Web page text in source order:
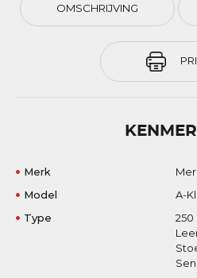
OMSCHRIJVING
Merk
Model
A-
Type
250